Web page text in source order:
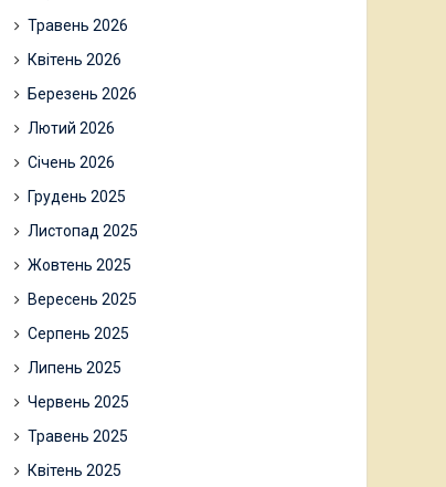
Травень 2026
Квітень 2026
Березень 2026
Лютий 2026
Січень 2026
Грудень 2025
Листопад 2025
Жовтень 2025
Вересень 2025
Серпень 2025
Липень 2025
Червень 2025
Травень 2025
Квітень 2025